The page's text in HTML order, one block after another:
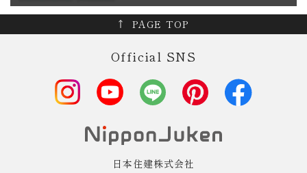
PAGE TOP
Official SNS
日本住建株式会社